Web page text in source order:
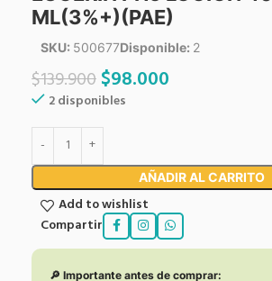
ML(3%+)(PAE)
SKU: 500677Disponible: 2
$139.900$98.000
2 disponibles
AÑADIR AL CARRITO
Add to wishlist
Compartir
🔎 Importante antes de comprar: